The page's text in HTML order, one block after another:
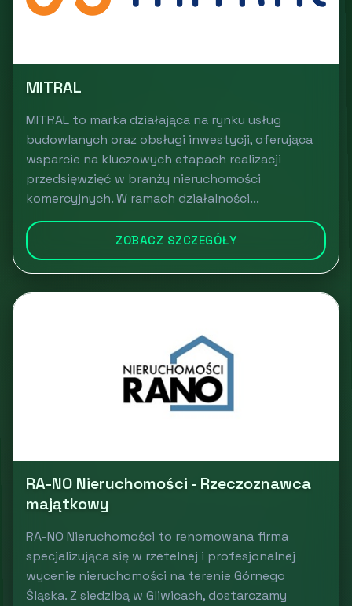
MITRAL
MITRAL to marka działająca na rynku usług
budowlanych oraz obsługi inwestycji, oferująca
wsparcie na kluczowych etapach realizacji
przedsięwzięć w branży nieruchomości
komercyjnych. W ramach działalności...
ZOBACZ SZCZEGÓŁY
RA-NO Nieruchomości - Rzeczoznawca
majątkowy
RA-NO Nieruchomości to renomowana firma
specjalizująca się w rzetelnej i profesjonalnej
wycenie nieruchomości na terenie Górnego
Śląska. Z siedzibą w Gliwicach, dostarczamy